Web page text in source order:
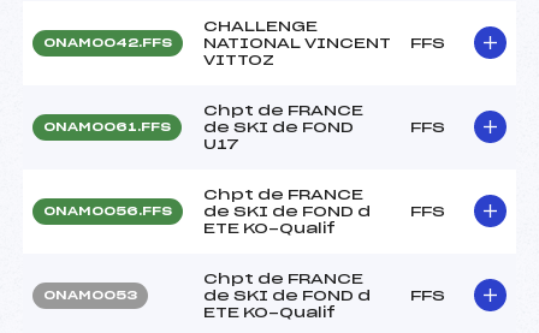
ONAM0042.FFS
CHALLENGE
NATIONAL VINCENT
VITTOZ
FFS
ONAM0061.FFS
Chpt de FRANCE
de SKI de FOND
U17
FFS
ONAM0056.FFS
Chpt de FRANCE
de SKI de FOND d
ETE KO-Qualif
FFS
ONAM0053
Chpt de FRANCE
de SKI de FOND d
ETE KO-Qualif
FFS